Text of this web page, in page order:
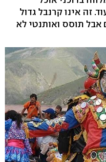
זה אינו קרנבל גדול
אבל תוסס ואותנטי לא